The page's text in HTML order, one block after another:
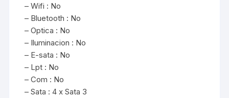
– Wifi : No
– Bluetooth : No
– Optica : No
– Iluminacion : No
– E-sata : No
– Lpt : No
– Com : No
– Sata : 4 x Sata 3